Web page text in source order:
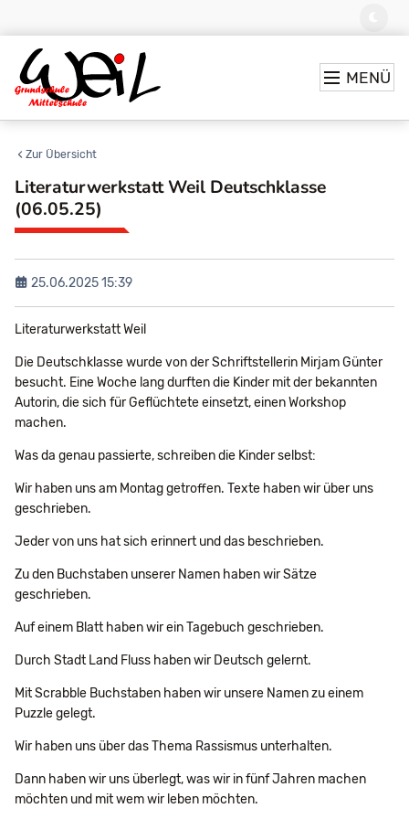
MENÜ
Literaturwerkstatt Weil Deutschklasse
(06.05.25)
25.06.2025 15:39
Literaturwerkstatt Weil
Die Deutschklasse wurde von der Schriftstellerin Mirjam Günter
besucht. Eine Woche lang durften die Kinder mit der bekannten
Autorin, die sich für Geflüchtete einsetzt, einen Workshop
machen.
Was da genau passierte, schreiben die Kinder selbst:
Wir haben uns am Montag getroffen. Texte haben wir über uns
geschrieben.
Jeder von uns hat sich erinnert und das beschrieben.
Zu den Buchstaben unserer Namen haben wir Sätze
geschrieben.
Auf einem Blatt haben wir ein Tagebuch geschrieben.
Durch Stadt Land Fluss haben wir Deutsch gelernt.
Mit Scrabble Buchstaben haben wir unsere Namen zu einem
Puzzle gelegt.
Wir haben uns über das Thema Rassismus unterhalten.
Dann haben wir uns überlegt, was wir in fünf Jahren machen
möchten und mit wem wir leben möchten.
Zur Übersicht